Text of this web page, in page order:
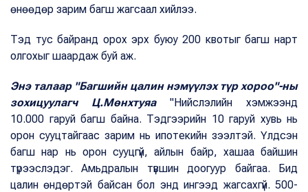
өнөөдөр зарим багш жагсаал хийлээ.
Тэд тус байранд орох эрх буюу 200 квотыг багш нарт
олгохыг шаардаж буй аж.
Энэ талаар "Багшийн цалин нэмүүлэх түр хороо"-ны
зохицуулагч Ц.Мөнхтуяа "Нийслэлийн хэмжээнд
10.000 гаруй багш байна. Тэдгээрийн 10 гаруй хувь нь
орон сууцтайгаас зарим нь ипотекийн зээлтэй. Үлдсэн
багш нар нь орон сууцгүй, айлын байр, хашаа байшин
түрээслэдэг. Амьдралын түвшин доогуур байгаа. Бид
цалин өндөртэй байсан бол энд ингээд жагсахгүй. 500-